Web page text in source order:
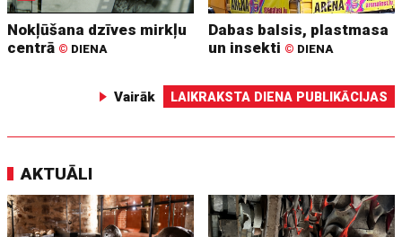
Nokļūšana dzīves mirkļu
centrā © DIENA
Dabas balsis, plastmasa
un insekti © DIENA
Vairāk LAIKRAKSTA DIENA PUBLIKĀCIJAS
AKTUĀLI